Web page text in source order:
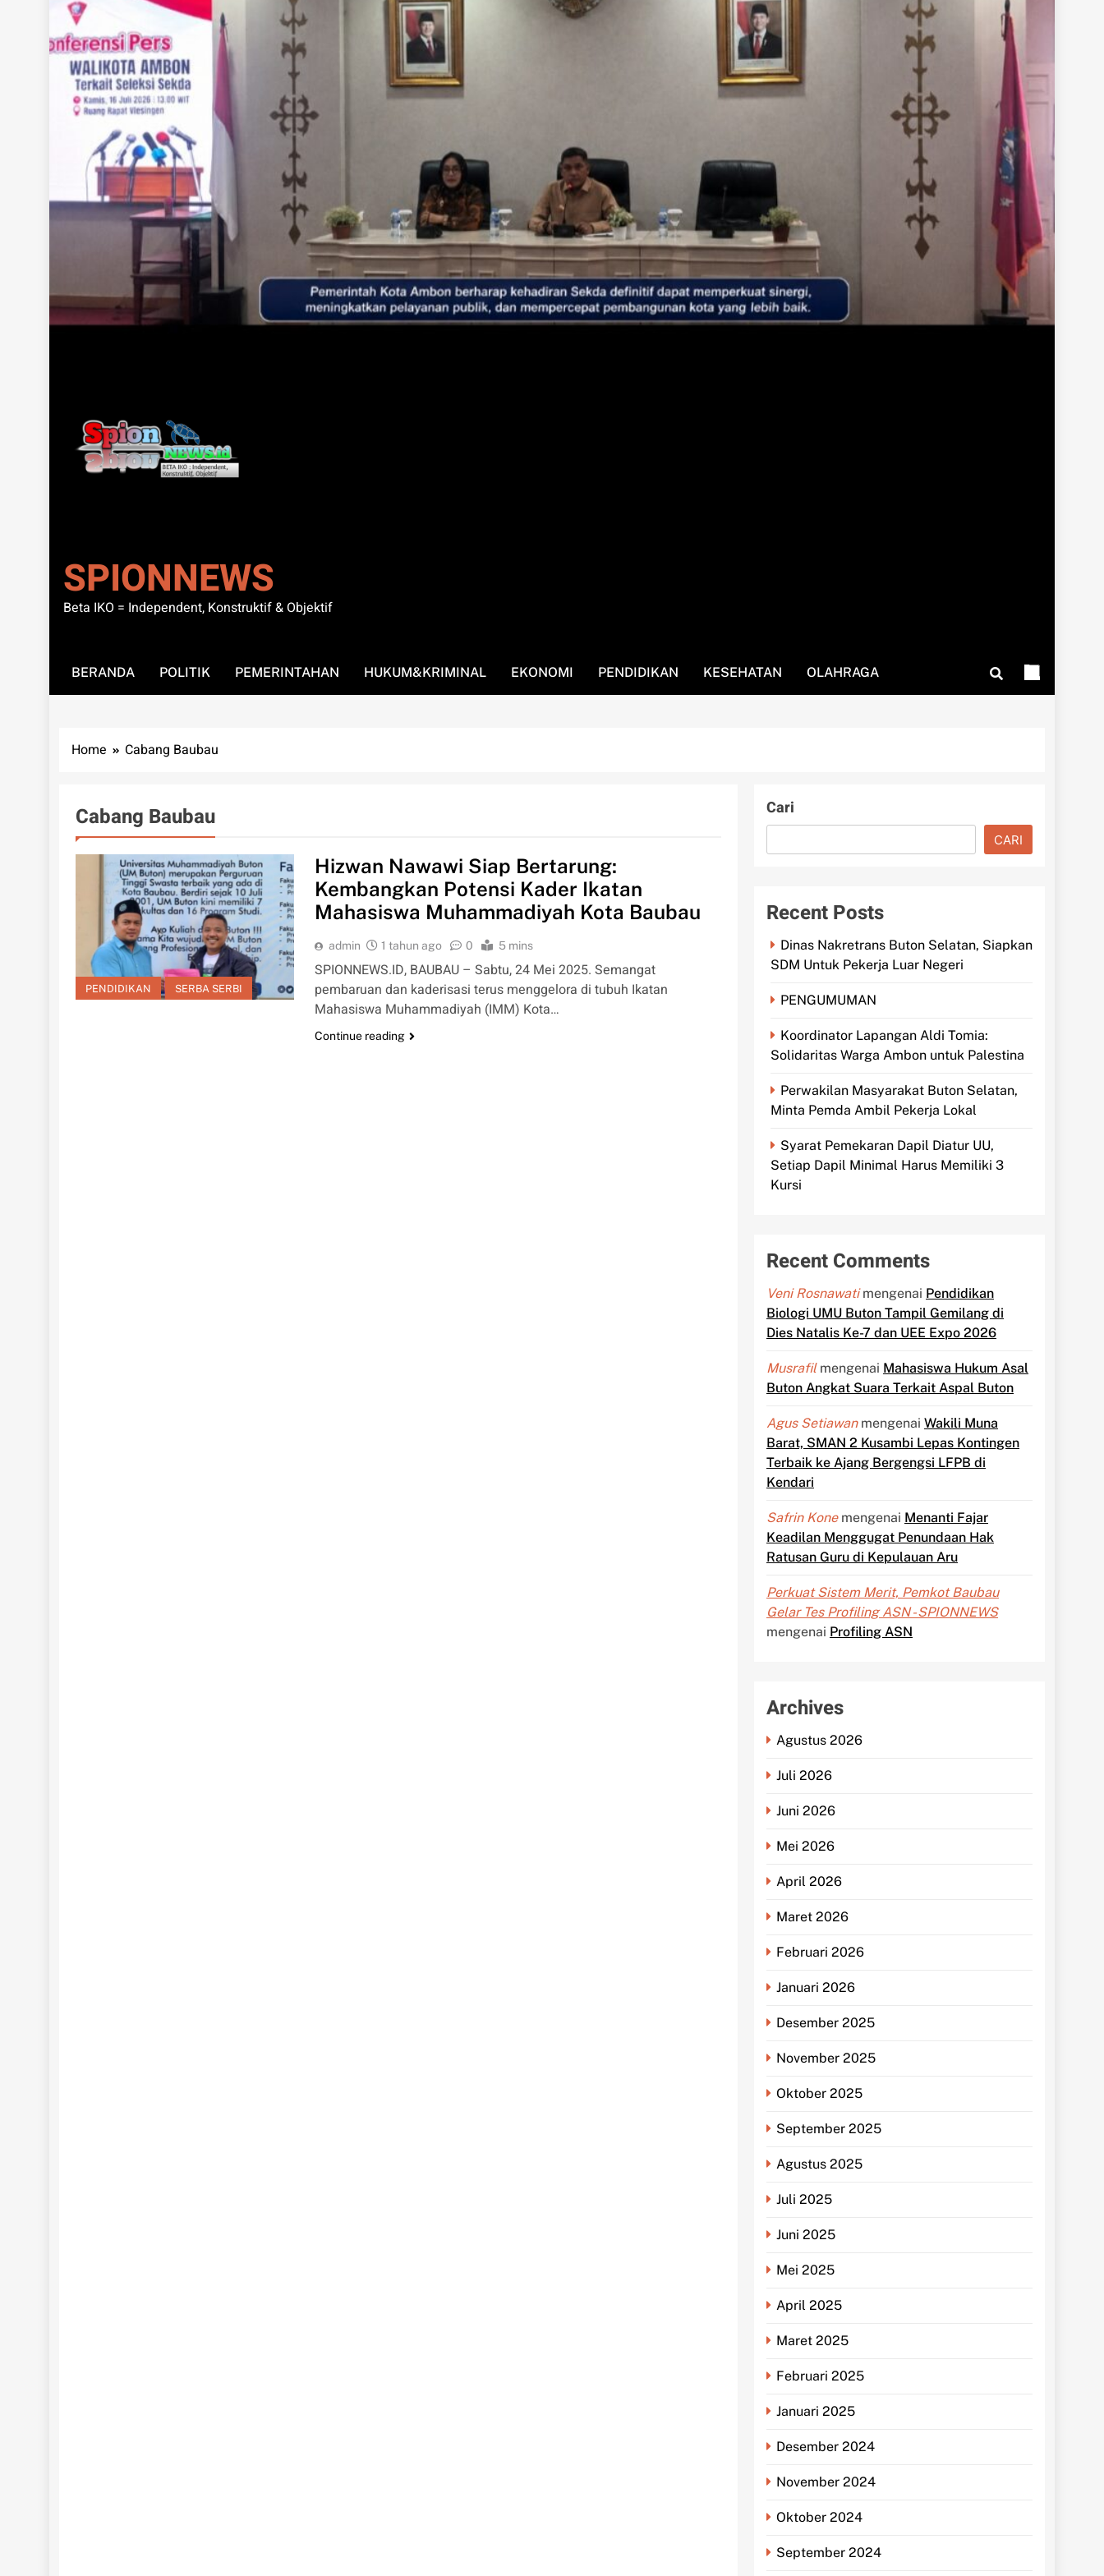
SPIONNEWS
Beta IKO = Independent, Konstruktif & Objektif
BERANDA POLITIK PEMERINTAHAN HUKUM&KRIMINAL EKONOMI PENDIDIKAN KESEHATAN OLAHRAGA
Home Cabang Baubau
Cabang Baubau
PENDIDIKAN SERBA SERBI
Hizwan Nawawi Siap Bertarung:
Kembangkan Potensi Kader Ikatan
Mahasiswa Muhammadiyah Kota Baubau
admin 1 tahun ago 0 5 mins
SPIONNEWS.ID, BAUBAU – Sabtu, 24 Mei 2025. Semangat
pembaruan dan kaderisasi terus menggelora di tubuh Ikatan
Mahasiswa Muhammadiyah (IMM) Kota…
Continue reading
Cari
CARI
Recent Posts
Dinas Nakretrans Buton Selatan, Siapkan
SDM Untuk Pekerja Luar Negeri
PENGUMUMAN
Koordinator Lapangan Aldi Tomia:
Solidaritas Warga Ambon untuk Palestina
Perwakilan Masyarakat Buton Selatan,
Minta Pemda Ambil Pekerja Lokal
Syarat Pemekaran Dapil Diatur UU,
Setiap Dapil Minimal Harus Memiliki 3
Kursi
Recent Comments
Veni Rosnawatimengenai Pendidikan
Biologi UMU Buton Tampil Gemilang di
Dies Natalis Ke-7 dan UEE Expo 2026
Musrafilmengenai Mahasiswa Hukum Asal
Buton Angkat Suara Terkait Aspal Buton
Agus Setiawanmengenai Wakili Muna
Barat, SMAN 2 Kusambi Lepas Kontingen
Terbaik ke Ajang Bergengsi LFPB di
Kendari
Safrin Konemengenai Menanti Fajar
Keadilan Menggugat Penundaan Hak
Ratusan Guru di Kepulauan Aru
Perkuat Sistem Merit, Pemkot Baubau
Gelar Tes Profiling ASN - SPIONNEWS
mengenai Profiling ASN
Archives
Agustus 2026
Juli 2026
Juni 2026
Mei 2026
April 2026
Maret 2026
Februari 2026
Januari 2026
Desember 2025
November 2025
Oktober 2025
September 2025
Agustus 2025
Juli 2025
Juni 2025
Mei 2025
April 2025
Maret 2025
Februari 2025
Januari 2025
Desember 2024
November 2024
Oktober 2024
September 2024